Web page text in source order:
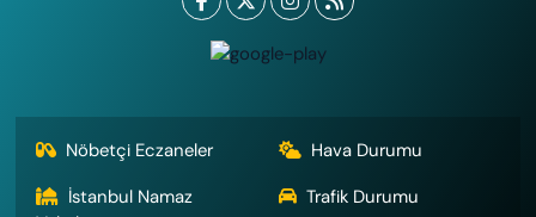
Nöbetçi Eczaneler
Hava Durumu
İstanbul Namaz
Trafik Durumu